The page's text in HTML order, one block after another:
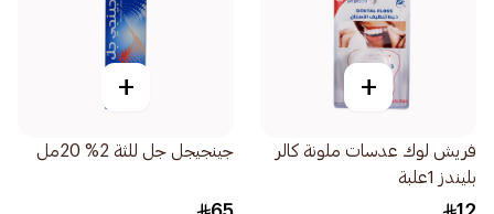
+
فريش لوك عدسات ملونة كالر
بليندز 1علبة
+
جينجيجل جل للثة 2% 20مل